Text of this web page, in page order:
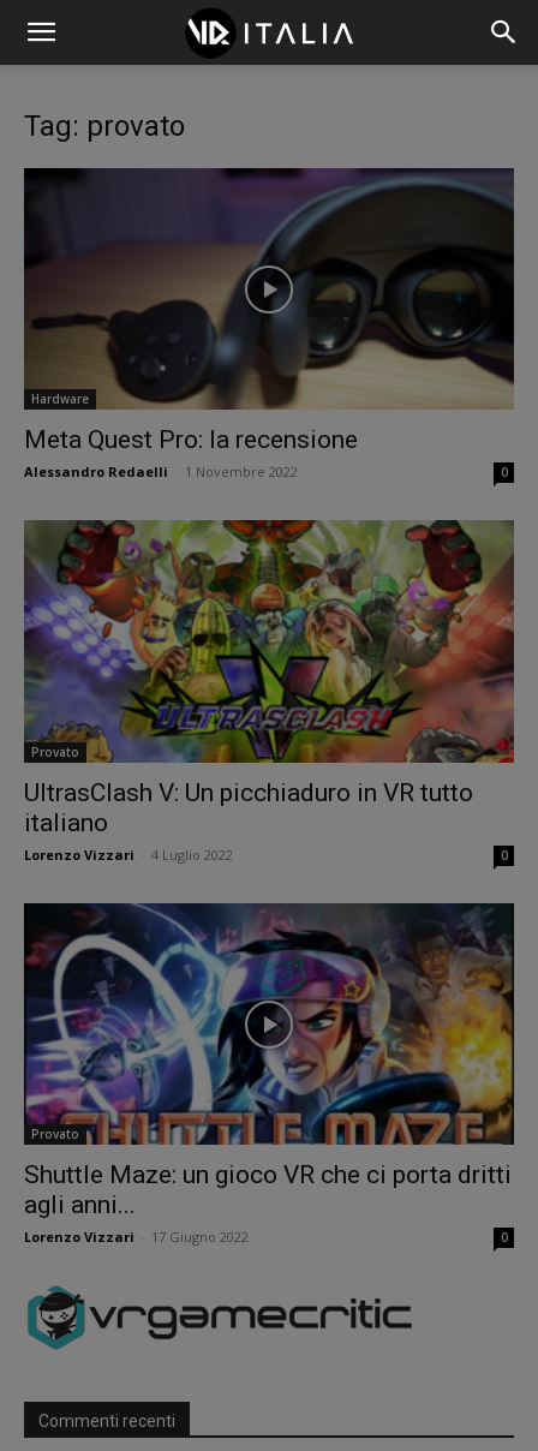
Tag: provato
Hardware
Meta Quest Pro: la recensione
Alessandro Redaelli 1 Novembre 2022 0
Provato
UltrasClash V: Un picchiaduro in VR tutto
italiano
Lorenzo Vizzari 4 Luglio 2022 0
Provato
Shuttle Maze: un gioco VR che ci porta dritti
agli anni...
Lorenzo Vizzari 17 Giugno 2022 0
Commenti recenti